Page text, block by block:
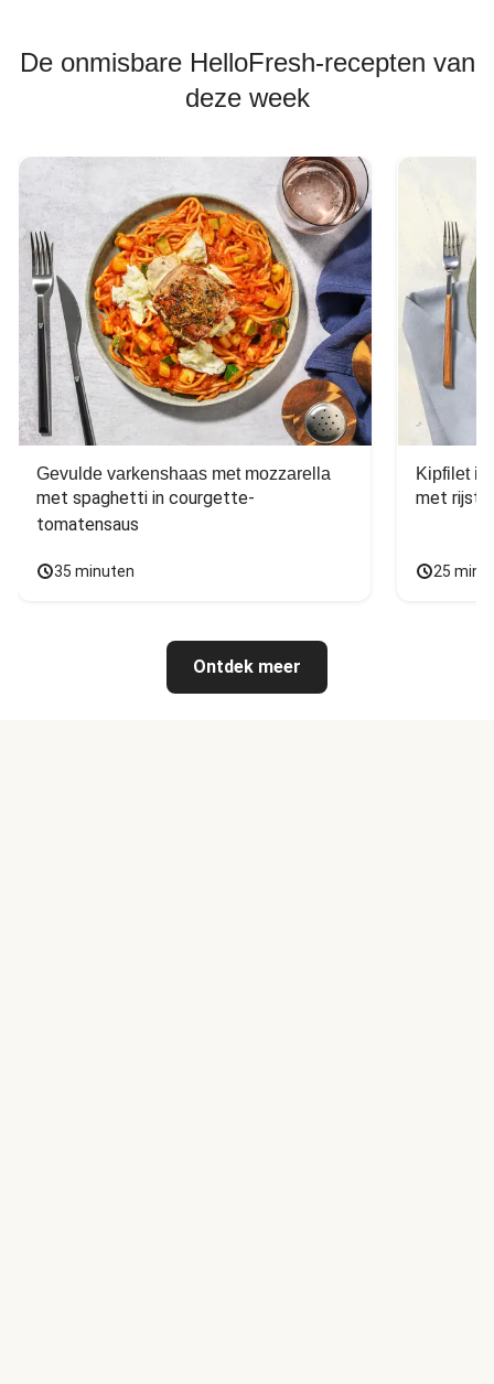
De onmisbare HelloFresh-recepten van
deze week
Gevulde varkenshaas met mozzarella
met spaghetti in courgette-
tomatensaus
35 minuten
Kipfilet in
met rijst,
25
Ontdek meer